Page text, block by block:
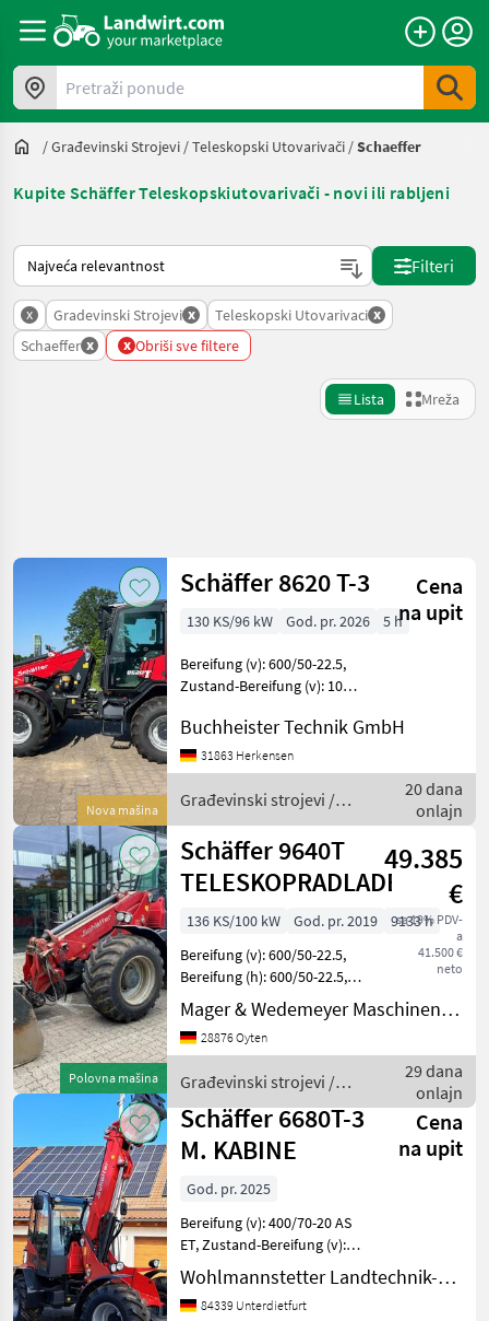
Pretraži ponude
/Građevinski Strojevi /Teleskopski Utovarivači /Schaeffer
Kupite Schäffer Teleskopskiutovarivači - novi ili rabljeni
Način na koji sortira Landwirt.com
Filteri
x Gradevinski Strojevi x Teleskopski Utovarivaci x
Schaeffer x x Obriši sve filtere
Lista Mreža
Kategorija 4 Država Filteri
TRENUTNA
PUTANJA
Izgradnja
Gradevinski
Strojevi
Teleskopski
Utovarivaci
Schaeffer
IZABERITE
KATEGORIJU
Schäffer
Manitou
JCB
Merlo
Kramer
Prikaži
sve
(35)
MARKETPLACE
Resetuj
Prikaži
14
rezultata
Nova mašina
Schäffer 8620 T-3
Cena
na upit
130 KS/96 kW God. pr. 2026 5 h
Bereifung (v): 600/50-22.5,
Zustand-Bereifung (v): 100
22.5, Zustand-Bereifung (h):
100 %, Geschwindigkeit: 40
km/h, Tragkraft: 4200 kg
Buchheister Technik GmbH
31863 Herkensen
Građevinski strojevi /
Schäffer
20 dana
onlajn
Polovna mašina
Schäffer 9640T
TELESKOPRADLADER
49.385
€
sa 19% PDV-
a
41.500 €
neto
136 KS/100 kW God. pr. 2019
9133 h
Bereifung (v): 600/50-22.5,
Bereifung (h): 600/50-22.5,
Geschwindigkeit: 20 km/h,
Arbeitsscheinwerfer 2x
hinten, Arbeitsscheinwerfer
Mager & Wedemeyer Maschinenvertrieb GmbH & Co. KG
28876 Oyten
Građevinski strojevi /
Schäffer
29 dana
onlajn
Schäffer 6680T-3
M. KABINE
Cena
na upit
God. pr. 2025
Bereifung (v): 400/70-20 AS
ET, Zustand-Bereifung (v):
100 %, Bereifung (h):
400/70-20 AS ET, Zustand-
Bereifung (h): 100 %
Wohlmannstetter Landtechnik-Vertriebs GmbH
84339 Unterdietfurt